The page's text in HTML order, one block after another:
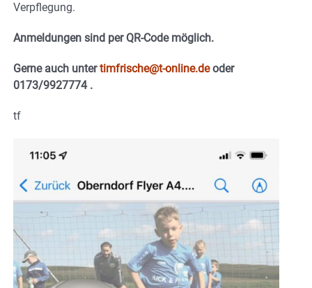
Verpflegung.
Anmeldungen sind per QR-Code möglich.
Gerne auch untertimfrische@t-online.deoder
0173/9927774 .
tf